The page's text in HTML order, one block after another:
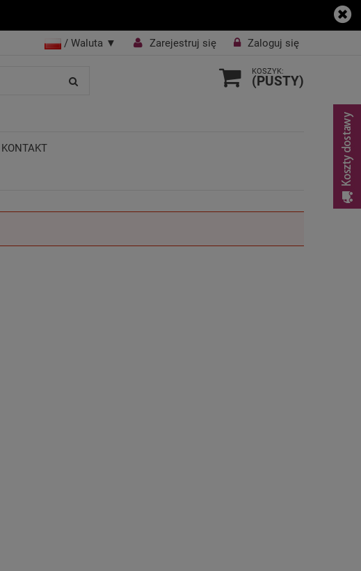
Zarejestruj się Zaloguj się
/ Waluta ▼
KOSZYK:
(PUSTY)
KONTAKT